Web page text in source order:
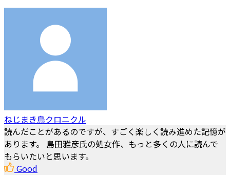
ねじまき鳥クロニクル
読んだことがあるのですが、すごく楽しく読み進めた記憶が
あります。 島田雅彦氏の処女作、もっと多くの人に読んで
もらいたいと思います。
Good